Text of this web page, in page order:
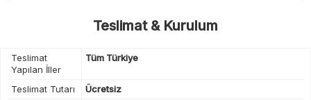
Teslimat & Kurulum
Teslimat
Yapılan İller
Tüm Türkiye
Teslimat Tutarı
Ücretsiz